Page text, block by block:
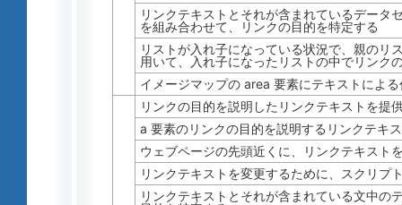
リンクテキストとそれが含まれているデータ
を組み合わせて、リンクの目的を特定する
リストが入れ子になっている状況で、親のリ
用いて、入れ子になったリストの中でリンク
イメージマップの area 要素にテキストによ
リンクの目的を説明したリンクテキストを提
a 要素のリンクの目的を説明するリンクテキ
ウェブページの先頭近くに、リンクテキスト
リンクテキストを変更するために、スクリプ
リンクテキストとそれが含まれている文中の